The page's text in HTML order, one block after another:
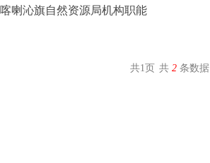
喀喇沁旗自然资源局机构职能
共1 页 共 2条数据